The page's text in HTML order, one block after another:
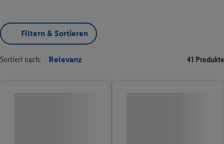
Filtern & Sortieren
Sortiert nach: Relevanz 41 Produkte